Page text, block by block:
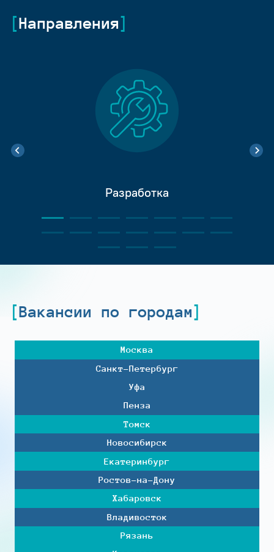
Направления
Разработка
Вакансии по городам
Москва
Санкт-Петербург
Уфа
Пенза
Томск
Новосибирск
Екатеринбург
Ростов-на-Дону
Хабаровск
Владивосток
Рязань